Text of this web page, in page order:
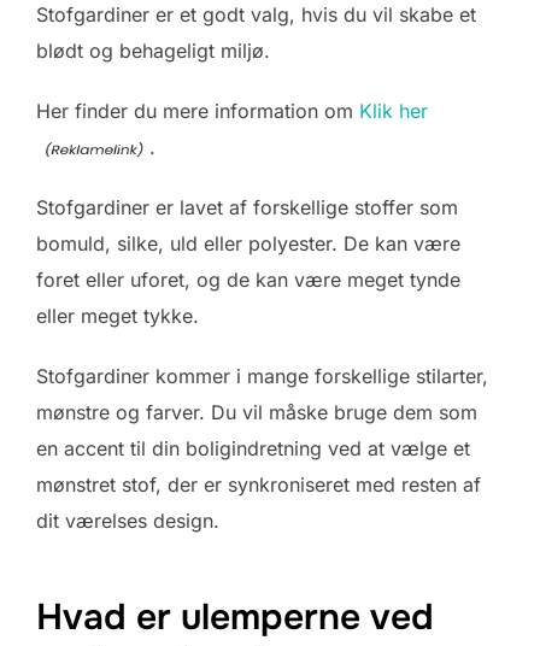
Stofgardiner er et godt valg, hvis du vil skabe et
blødt og behageligt miljø.
Her finder du mere information om Klik her
.
Stofgardiner er lavet af forskellige stoffer som
bomuld, silke, uld eller polyester. De kan være
foret eller uforet, og de kan være meget tynde
eller meget tykke.
Stofgardiner kommer i mange forskellige stilarter,
mønstre og farver. Du vil måske bruge dem som
en accent til din boligindretning ved at vælge et
mønstret stof, der er synkroniseret med resten af
dit værelses design.
Hvad er ulemperne ved